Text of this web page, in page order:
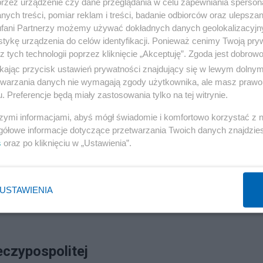
że aż do kwietnia 1939 r. postrzegano Polskę jako
Józefa Becka jakiemuś chytremu
prostu głupota. I gdy ją w Europie dostrzeżono,
stron odniosłaby sukces, to Francja byłaby w
Francji, Danii, Norwegii czy Czech zasłoniła
treści, pomiar reklam i treści, badanie odbiorców oraz
Partnerzy możemy używać dokładnych danych
urządzenia do celów identyfikacji. Ponieważ cenimy Twoją
tych technologii poprzez kliknięcie „Akceptuję”. Zgoda jest
przycisk ustawień prywatności znajdujący się w lewym
danych nie wymagają zgody użytkownika, ale masz
Preferencje będą miały zastosowania tylko na tej witrynie.
informacjami, abyś mógł świadomie i komfortowo korzystać z
informacje dotyczące przetwarzania Twoich danych
oraz po kliknięciu w „Ustawienia”.
USTAWIENIA